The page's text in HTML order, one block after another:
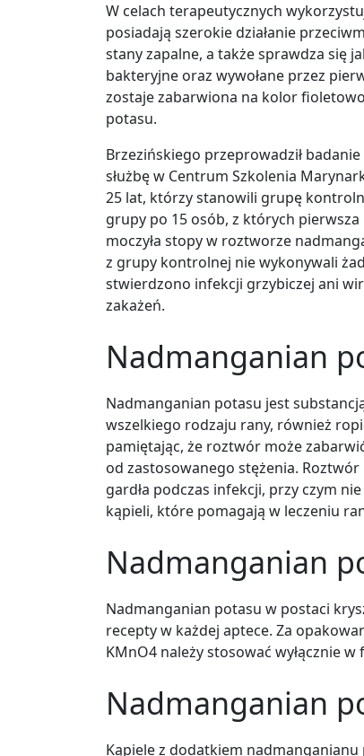
W celach terapeutycznych
posiadają szerokie działanie
stany zapalne, a także sprawdza się
bakteryjne oraz wywołane przez
zostaje zabarwiona na kolor
potasu.
Brzezińskiego przeprowadził
służbę w Centrum Szkolenia
25 lat, którzy stanowili grupę
grupy po 15 osób, z których
moczyła stopy w roztworze
z grupy kontrolnej nie wykonywali
stwierdzono infekcji grzybiczej ani
zakażeń.
Nadmanganian
Nadmanganian potasu jest
wszelkiego rodzaju rany, również
pamiętając, że roztwór może
od zastosowanego stężenia.
gardła podczas infekcji, przy czym
kąpieli, które pomagają w leczeniu
Nadmanganian
Nadmanganian potasu w postaci
recepty w każdej aptece. Za
KMnO4 należy stosować wyłącznie
Nadmanganian
Kąpiele z dodatkiem